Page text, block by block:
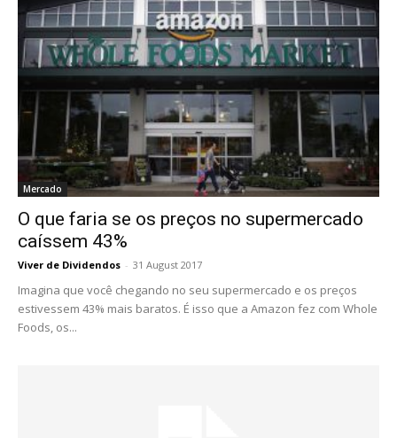
Mercado
O que faria se os preços no supermercado
caíssem 43%
Viver de Dividendos - 31 August 2017
Imagina que você chegando no seu supermercado e os preços
estivessem 43% mais baratos. É isso que a Amazon fez com Whole
Foods, os...